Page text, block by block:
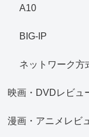
A10
BIG-IP
ネットワーク方
映画・DVDレビュ
漫画・アニメレビ